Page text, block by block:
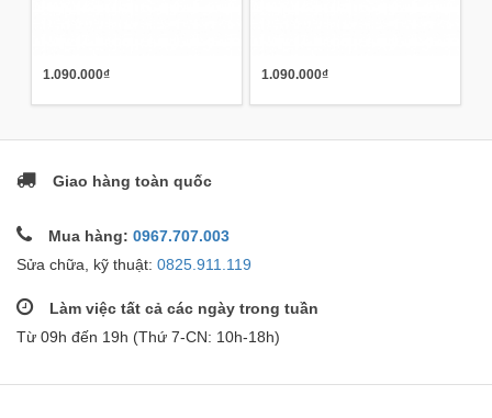
1.090.000₫ 1.090.000₫
Giao hàng toàn quốc
Mua hàng: 0967.707.003
Sửa chữa, kỹ thuật: 0825.911.119
Làm việc tất cả các ngày trong tuần
Từ 09h đến 19h (Thứ 7-CN: 10h-18h)